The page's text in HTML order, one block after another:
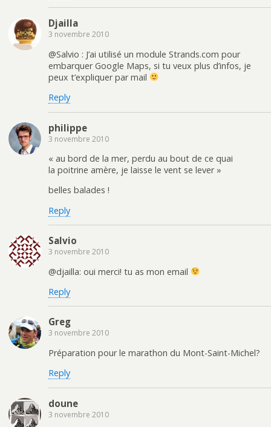
Djailla
3 novembre 2010
@Salvio : J’ai utilisé un module Strands.com pour
embarquer Google Maps, si tu veux plus d’infos, je
peux t’expliquer par mail
Reply
philippe
3 novembre 2010
« au bord de la mer, perdu au bout de ce quai
la poitrine amère, je laisse le vent se lever »
belles balades !
Reply
Salvio
3 novembre 2010
@djailla: oui merci! tu as mon email
Reply
Greg
3 novembre 2010
Préparation pour le marathon du Mont-Saint-Michel?
Reply
doune
3 novembre 2010